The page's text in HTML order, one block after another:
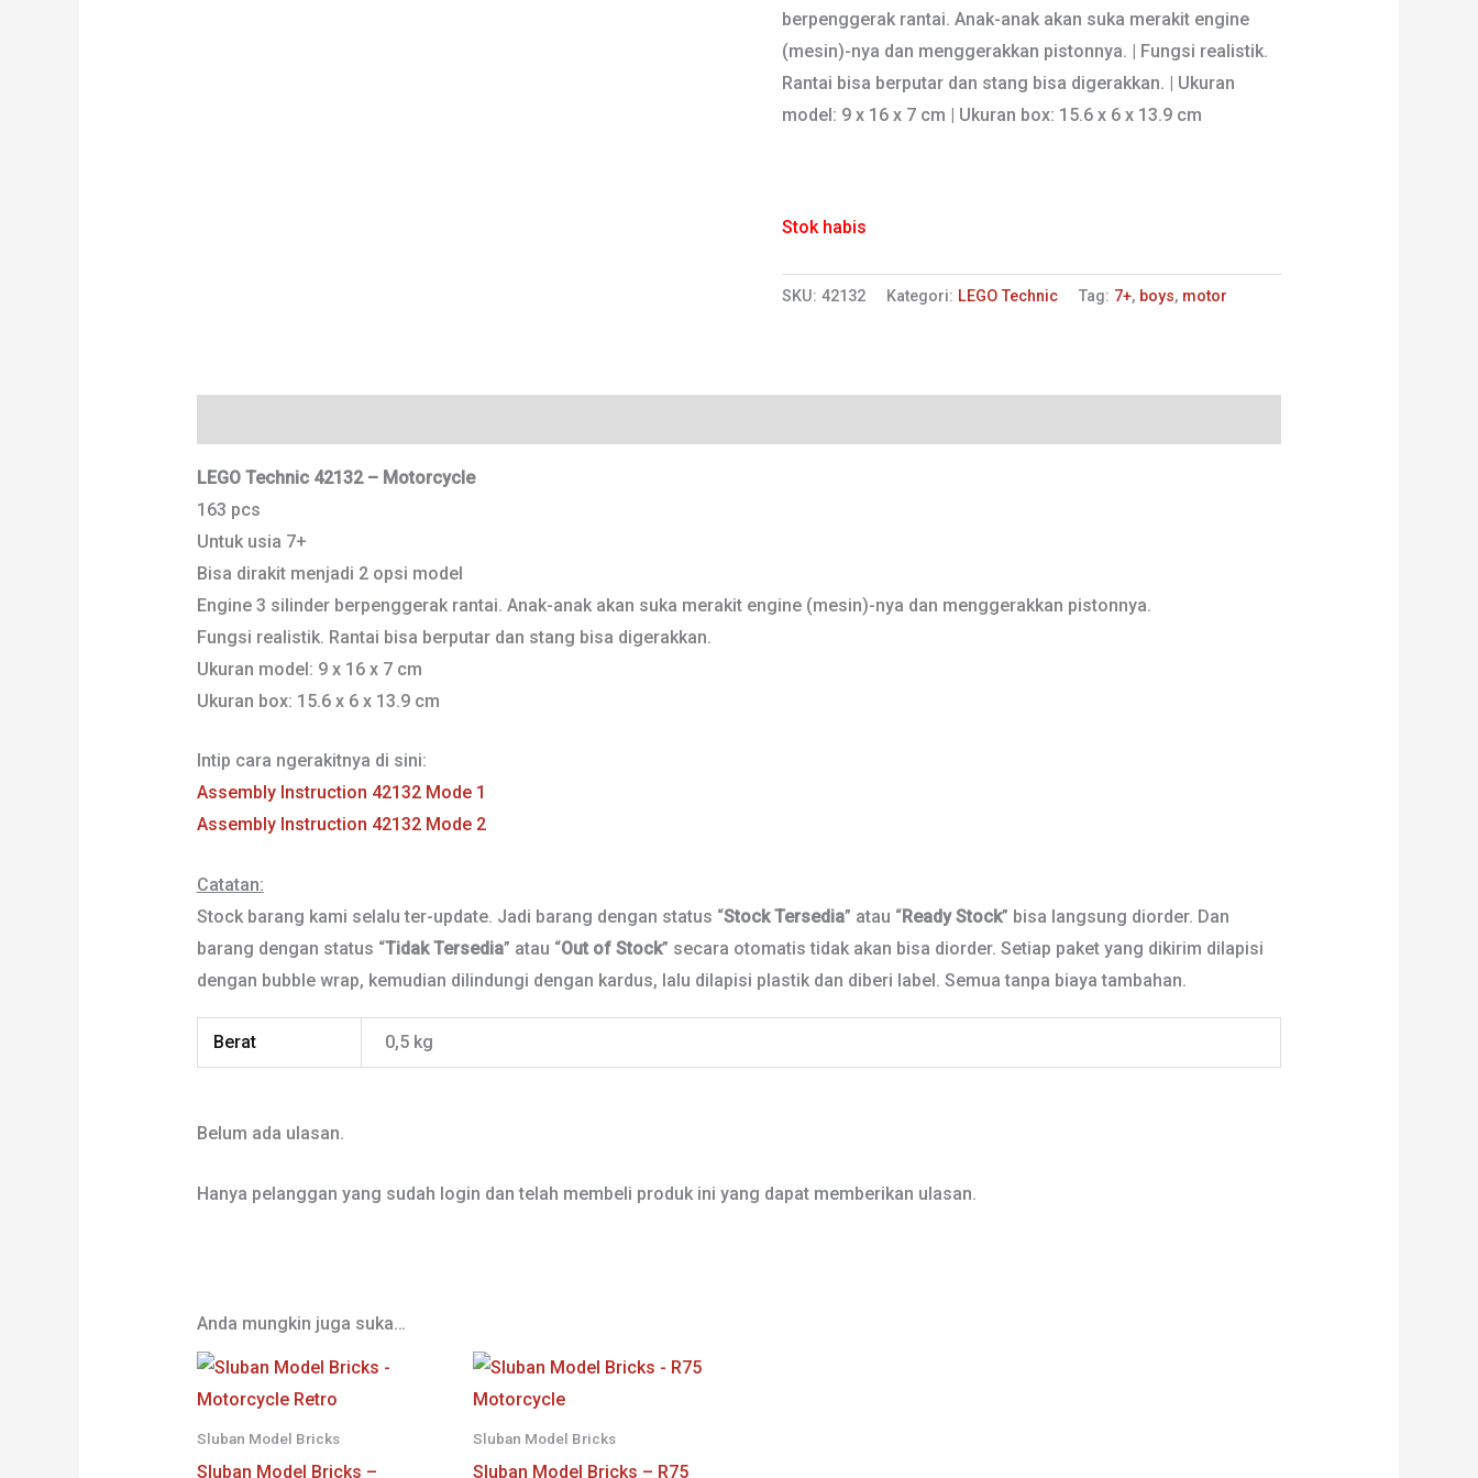
berpenggerak rantai. Anak-anak akan suka merakit engine
(mesin)-nya dan menggerakkan pistonnya. | Fungsi realistik.
Rantai bisa berputar dan stang bisa digerakkan. | Ukuran
model: 9 x 16 x 7 cm | Ukuran box: 15.6 x 6 x 13.9 cm
Stok habis
SKU:42132 Kategori: LEGO Technic Tag: 7+, boys, motor
LEGO Technic 42132 – Motorcycle
163 pcs
Untuk usia 7+
Bisa dirakit menjadi 2 opsi model
Engine 3 silinder berpenggerak rantai. Anak-anak akan suka merakit engine (mesin)-nya dan menggerakkan pistonnya.
Fungsi realistik. Rantai bisa berputar dan stang bisa digerakkan.
Ukuran model: 9 x 16 x 7 cm
Ukuran box: 15.6 x 6 x 13.9 cm
Intip cara ngerakitnya di sini:
Assembly Instruction 42132 Mode 1
Assembly Instruction 42132 Mode 2
Catatan:
Stock barang kami selalu ter-update. Jadi barang dengan status “Stock Tersedia” atau “Ready Stock” bisa langsung diorder. Dan
barang dengan status “Tidak Tersedia” atau “Out of Stock” secara otomatis tidak akan bisa diorder. Setiap paket yang dikirim dilapisi
dengan bubble wrap, kemudian dilindungi dengan kardus, lalu dilapisi plastik dan diberi label. Semua tanpa biaya tambahan.
Berat 0,5 kg
Belum ada ulasan.
Hanya pelanggan yang sudah login dan telah membeli produk ini yang dapat memberikan ulasan.
Anda mungkin juga suka…
Sluban Model Bricks
Sluban Model Bricks –
Sluban Model Bricks
Sluban Model Bricks – R75